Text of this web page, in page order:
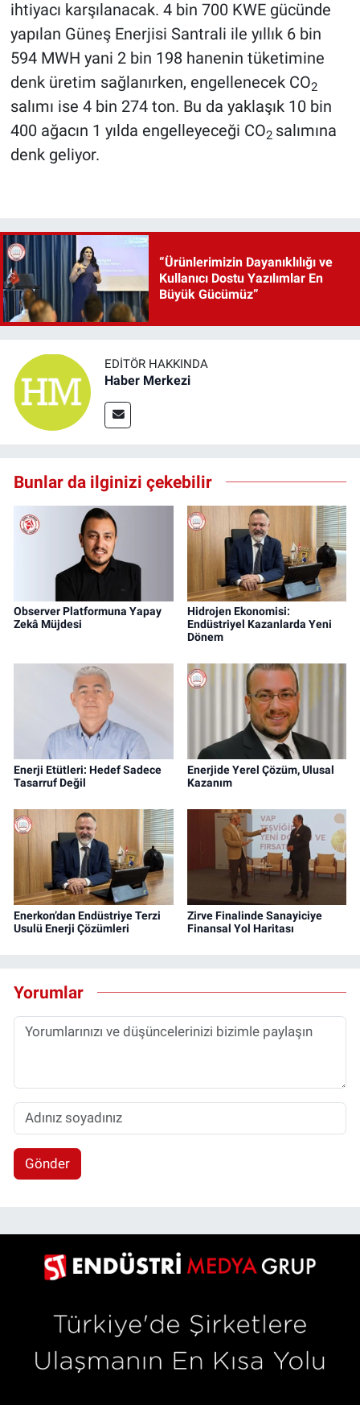
ihtiyacı karşılanacak. 4 bin 700 KWE gücünde
yapılan Güneş Enerjisi Santrali ile yıllık 6 bin
594 MWH yani 2 bin 198 hanenin tüketimine
denk üretim sağlanırken, engellenecek CO2
salımı ise 4 bin 274 ton. Bu da yaklaşık 10 bin
400 ağacın 1 yılda engelleyeceği CO2 salımına
denk geliyor.
“Ürünlerimizin Dayanıklılığı ve
Kullanıcı Dostu Yazılımlar En
Büyük Gücümüz”
EDITÖR HAKKINDA
Haber Merkezi
Bunlar da ilginizi çekebilir
Observer Platformuna Yapay
Zekâ Müjdesi
Hidrojen Ekonomisi:
Endüstriyel Kazanlarda Yeni
Dönem
Enerji Etütleri: Hedef Sadece
Tasarruf Değil
Enerjide Yerel Çözüm, Ulusal
Kazanım
Enerkon’dan Endüstriye Terzi
Usulü Enerji Çözümleri
Zirve Finalinde Sanayiciye
Finansal Yol Haritası
Yorumlar
Gönder